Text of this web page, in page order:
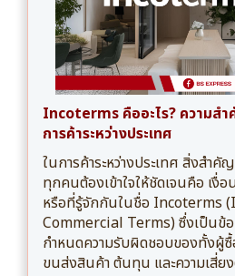
Incoterms คืออะไร? ความสำ
การค้าระหว่างประเทศ
ในการค้าระหว่างประเทศ สิ่งสำ
ทุกคนต้องเข้าใจให้ชัดเจนคือ เงื่
หรือที่รู้จักกันในชื่อ Incoterms
Commercial Terms) ซึ่งเป็นข้
กำหนดความรับผิดชอบของทั้งผู้ซื้
ขนส่งสินค้า ต้นทุน และความเสี่ย